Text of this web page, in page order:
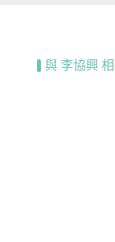
與 李協興